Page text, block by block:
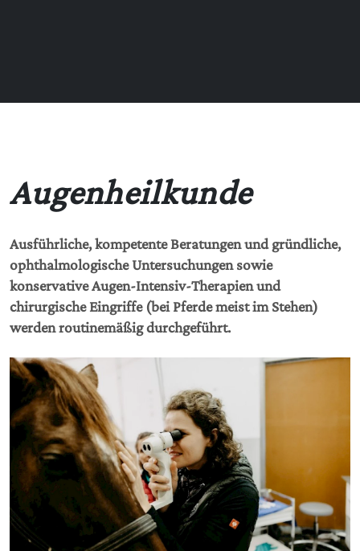
Augenheilkunde
Ausführliche, kompetente Beratungen und gründliche,
ophthalmologische Untersuchungen sowie
konservative Augen-Intensiv-Therapien und
chirurgische Eingriffe (bei Pferde meist im Stehen)
werden routinemäßig durchgeführt.